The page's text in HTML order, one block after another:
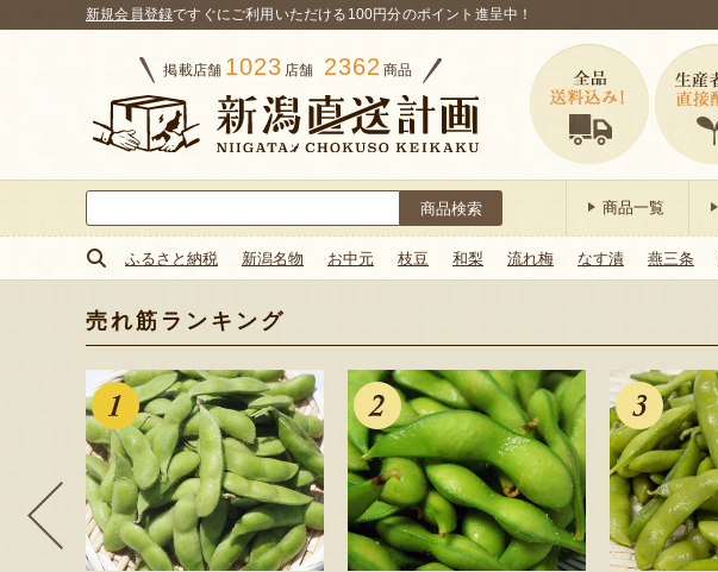
新規会員登録ですぐにご利用いただける100円分のポイント進呈中！
掲載店舗 1023 店舗 2362 商品
索:
商品一覧
ふるさと納税 新潟名物 お中元 枝豆 和梨 流れ梅 なす漬 燕三条
売れ筋ランキング